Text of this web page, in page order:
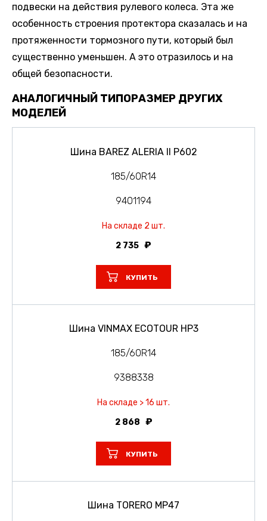
подвески на действия рулевого колеса. Эта же
особенность строения протектора сказалась и на
протяженности тормозного пути, который был
существенно уменьшен. А это отразилось и на
общей безопасности.
АНАЛОГИЧНЫЙ ТИПОРАЗМЕР ДРУГИХ
МОДЕЛЕЙ
Шина BAREZ ALERIA II P602
185/60R14
9401194
На складе 2 шт.
2 735
КУПИТЬ
Шина VINMAX ECOTOUR HP3
185/60R14
9388338
На складе > 16 шт.
2 868
КУПИТЬ
Шина TORERO MP47